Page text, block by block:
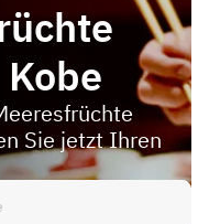
Sie jetzt Ihren